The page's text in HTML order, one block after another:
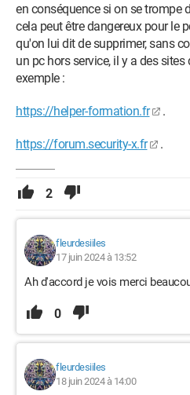
en conséquence si on se trompe
cela peut être dangereux pour le
qu'on lui dit de supprimer, sans
un pc hors service, il y a des
exemple :
https://helper-formation.fr .
https://forum.security-x.fr .
2
fleurdesiiles
17 juin 2024 à 13:52
Ah d'accord je vois merci
0
fleurdesiiles
18 juin 2024 à 14:00